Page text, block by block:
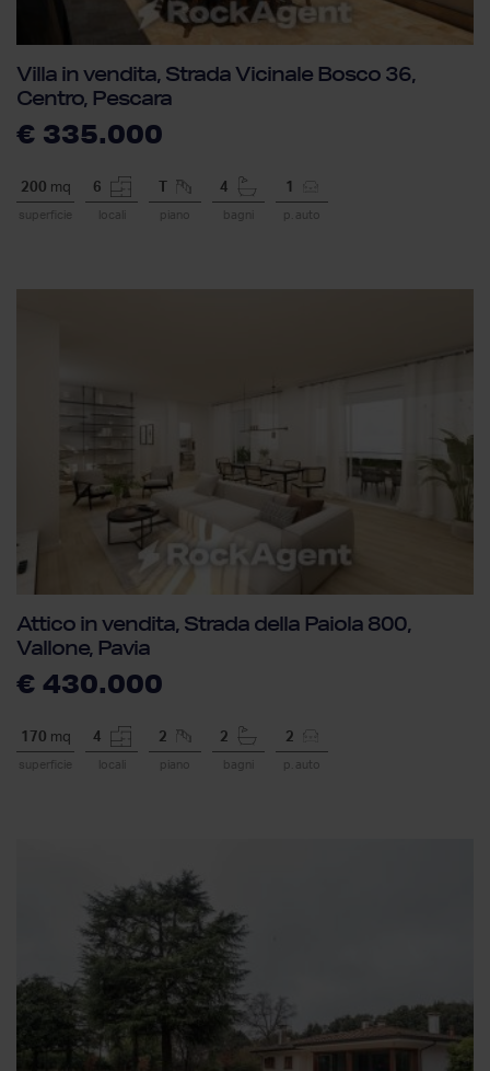
Villa in vendita, Strada Vicinale Bosco 36,
Centro, Pescara
€ 335.000
200 mq
superficie
6
locali piano
4
bagni
1
p. auto
Attico in vendita, Strada della Paiola 800,
Vallone, Pavia
€ 430.000
170 mq
superficie
4
locali
2
piano
2
bagni
2
p. auto